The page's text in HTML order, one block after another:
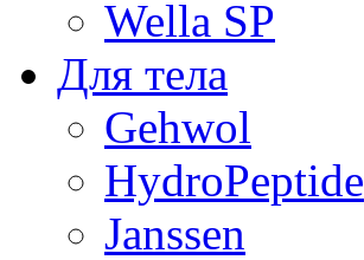
Wella SP
Для тела
Gehwol
HydroPeptide
Janssen